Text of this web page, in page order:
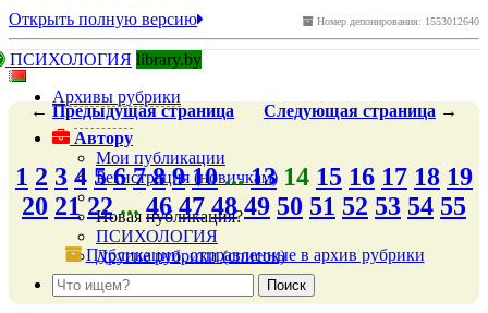
Номер депонирования: 1553012640
Открыть полную версию
ПСИХОЛОГИЯ library.by
Архивы рубрики
Автору
Мои публикации
Регистрация (новичкам)
Новая публикация?
ПСИХОЛОГИЯ
Другие рубрики (список)
← Предыдущаястраница Следующая страница →
1 2 3 4 5 6 7 8 9 10...13 14 15 16 17 18 19
20 21 22 ... 46 47 48 49 50 51 52 53 54 55
Публикации, отправленные в архив рубрики